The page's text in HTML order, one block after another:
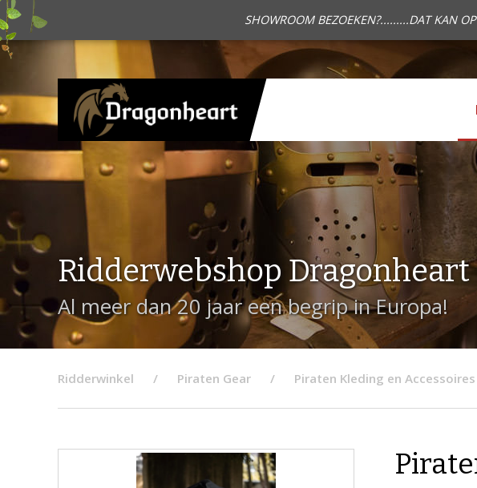
SHOWROOM BEZOEKEN?.........DAT KAN
Ridderwebshop Dragonheart
Al meer dan 20 jaar een begrip in Europa!
Ridderwinkel Piraten Gear Piraten Kleding en Accessoires